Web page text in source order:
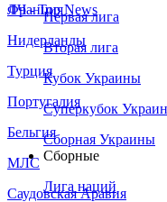
Франция
Нидерланды
Турция
Португалия
Бельгия
МЛС
Саудовская Аравия
ЛЧ - Top News
Первая лига
Вторая лига
Кубок Украины
Суперкубок
Сборная Украины
Сборные
Лига наций